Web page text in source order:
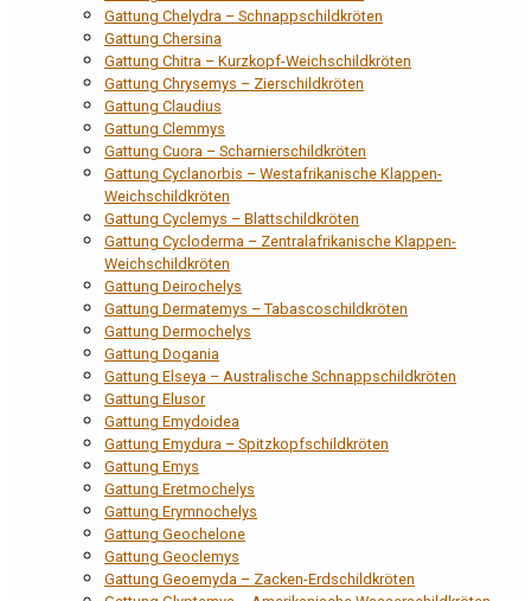
Gattung Chelydra – Schnappschildkröten
Gattung Chersina
Gattung Chitra – Kurzkopf-Weichschildkröten
Gattung Chrysemys – Zierschildkröten
Gattung Claudius
Gattung Clemmys
Gattung Cuora – Scharnierschildkröten
Gattung Cyclanorbis – Westafrikanische Klappen-
Weichschildkröten
Gattung Cyclemys – Blattschildkröten
Gattung Cycloderma – Zentralafrikanische Klappen-
Weichschildkröten
Gattung Deirochelys
Gattung Dermatemys – Tabascoschildkröten
Gattung Dermochelys
Gattung Dogania
Gattung Elseya – Australische Schnappschildkröten
Gattung Elusor
Gattung Emydoidea
Gattung Emydura – Spitzkopfschildkröten
Gattung Emys
Gattung Eretmochelys
Gattung Erymnochelys
Gattung Geochelone
Gattung Geoclemys
Gattung Geoemyda – Zacken-Erdschildkröten